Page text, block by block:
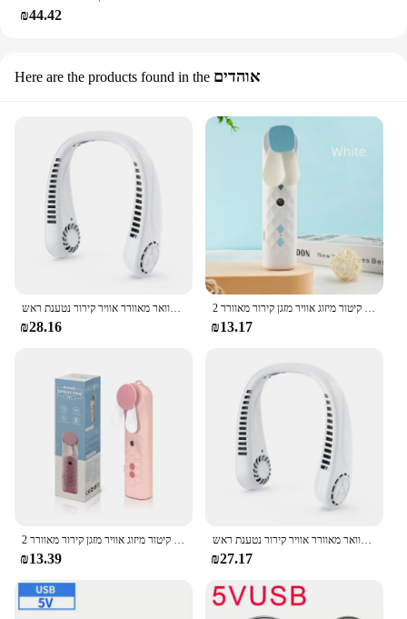
₪44.42
Here are the products found in the אוהדים
מאוורר אוויר תלייה צוואר מאוורר אוויר קירור נטענת ראש USB מיני מאוורר נסיעה ספורט חיצוני
₪28.16
2 ב 1 מאוורר מכשיר אדים נטענת מאוורר אוויר ספריי מאוורר פנים אדים פנים קיטור מיזוג אוויר מזגן קירור מאוורר
₪13.17
2 ב 1 מאוורר מכשיר אדים נטענת מאוורר אוויר ספריי מאוורר פנים אדים פנים קיטור מיזוג אוויר מזגן קירור מאוורר
₪13.39
מאוורר אוויר תלייה צוואר מאוורר אוויר קירור נטענת ראש USB מיני מאוורר נסיעה ספורט חיצוני
₪27.17